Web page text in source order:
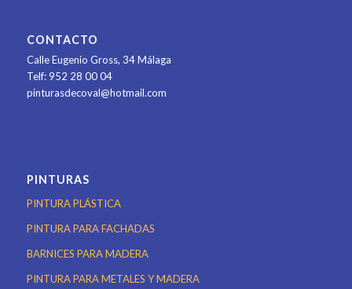
CONTACTO
Calle Eugenio Gross, 34Málaga
Telf: 952 28 00 04
pinturasdecoval@hotmail.com
PINTURAS
PINTURA PLÁSTICA
PINTURA PARA FACHADAS
BARNICES PARA MADERA
PINTURA PARA METALES Y MADERA